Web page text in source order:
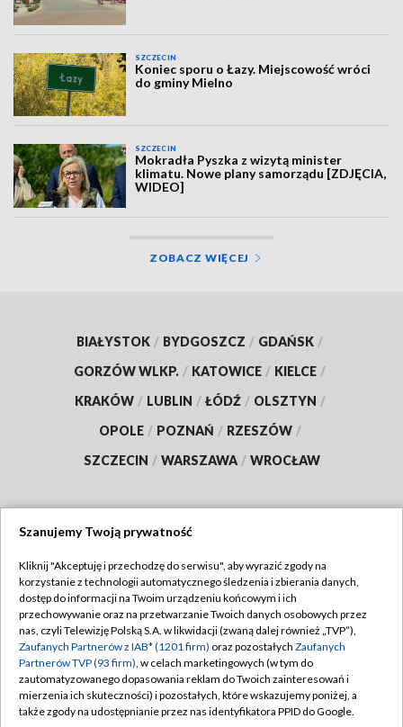
SZCZECIN
Koniec sporu o Łazy. Miejscowość wróci
do gminy Mielno
SZCZECIN
Mokradła Pyszka z wizytą minister
klimatu. Nowe plany samorządu [ZDJĘCIA,
WIDEO]
ZOBACZ WIĘCEJ
BIAŁYSTOK / BYDGOSZCZ / GDAŃSK /
GORZÓW WLKP. / KATOWICE / KIELCE /
KRAKÓW / LUBLIN / ŁÓDŹ / OLSZTYN /
OPOLE / POZNAŃ / RZESZÓW /
SZCZECIN / WARSZAWA / WROCŁAW
TVP
Abonament TVP
Emisja w TVP
Centrum informacji TVP
Naziemna Telewizja Cyfrowa
Regulamin TVP
Polityka prywatności
Moje zgody
Pomoc
Szanujemy Twoją prywatność
Kliknij "Akceptuję i przechodzę do serwisu", aby wyrazić zgody na
korzystanie z technologii automatycznego śledzenia i zbierania danych,
dostęp do informacji na Twoim urządzeniu końcowym i ich
przechowywanie oraz na przetwarzanie Twoich danych osobowych przez
nas, czyli Telewizję Polską S.A. w likwidacji (zwaną dalej również „TVP”),
Zaufanych Partnerów z IAB* (1201 firm) oraz pozostałych Zaufanych
Partnerów TVP (93 firm), w celach marketingowych (w tym do
zautomatyzowanego dopasowania reklam do Twoich zainteresowań i
mierzenia ich skuteczności) i pozostałych, które wskazujemy poniżej, a
także zgody na udostępnianie przez nas identyfikatora PPID do Google.